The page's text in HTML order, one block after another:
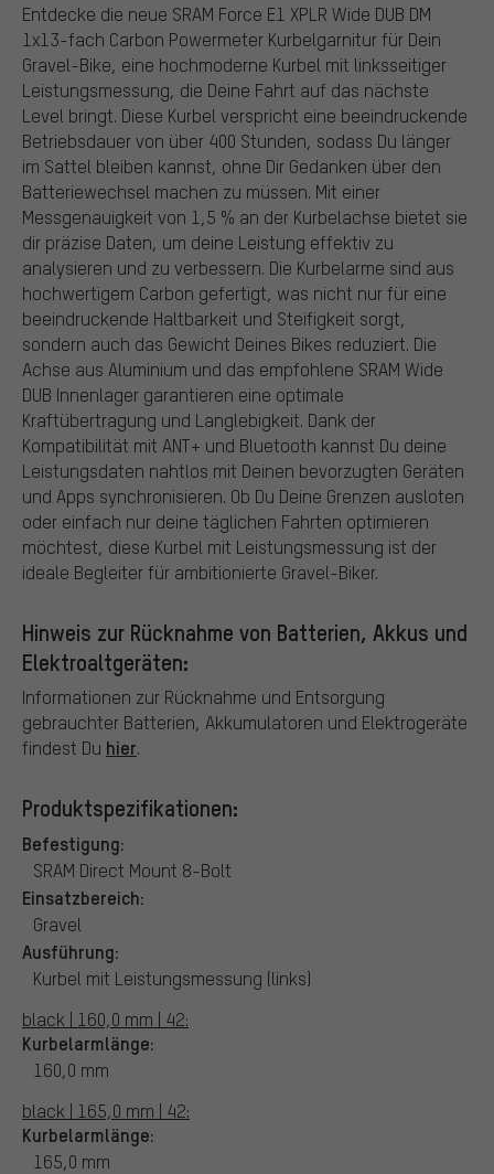
Entdecke die neue SRAM Force E1 XPLR Wide DUB DM
1x13-fach Carbon Powermeter Kurbelgarnitur für Dein
Gravel-Bike, eine hochmoderne Kurbel mit linksseitiger
Leistungsmessung, die Deine Fahrt auf das nächste
Level bringt. Diese Kurbel verspricht eine beeindruckende
Betriebsdauer von über 400 Stunden, sodass Du länger
im Sattel bleiben kannst, ohne Dir Gedanken über den
Batteriewechsel machen zu müssen. Mit einer
Messgenauigkeit von 1,5 % an der Kurbelachse bietet sie
dir präzise Daten, um deine Leistung effektiv zu
analysieren und zu verbessern. Die Kurbelarme sind aus
hochwertigem Carbon gefertigt, was nicht nur für eine
beeindruckende Haltbarkeit und Steifigkeit sorgt,
sondern auch das Gewicht Deines Bikes reduziert. Die
Achse aus Aluminium und das empfohlene SRAM Wide
DUB Innenlager garantieren eine optimale
Kraftübertragung und Langlebigkeit. Dank der
Kompatibilität mit ANT+ und Bluetooth kannst Du deine
Leistungsdaten nahtlos mit Deinen bevorzugten Geräten
und Apps synchronisieren. Ob Du Deine Grenzen ausloten
oder einfach nur deine täglichen Fahrten optimieren
möchtest, diese Kurbel mit Leistungsmessung ist der
ideale Begleiter für ambitionierte Gravel-Biker.
Hinweis zur Rücknahme von Batterien, Akkus und
Elektroaltgeräten:
Informationen zur Rücknahme und Entsorgung
gebrauchter Batterien, Akkumulatoren und Elektrogeräte
findest Du hier.
Produktspezifikationen:
Befestigung:
SRAM Direct Mount 8-Bolt
Einsatzbereich:
Gravel
Ausführung:
Kurbel mit Leistungsmessung (links)
black | 160,0 mm | 42:
Kurbelarmlänge:
160,0 mm
black | 165,0 mm | 42:
Kurbelarmlänge:
165,0 mm